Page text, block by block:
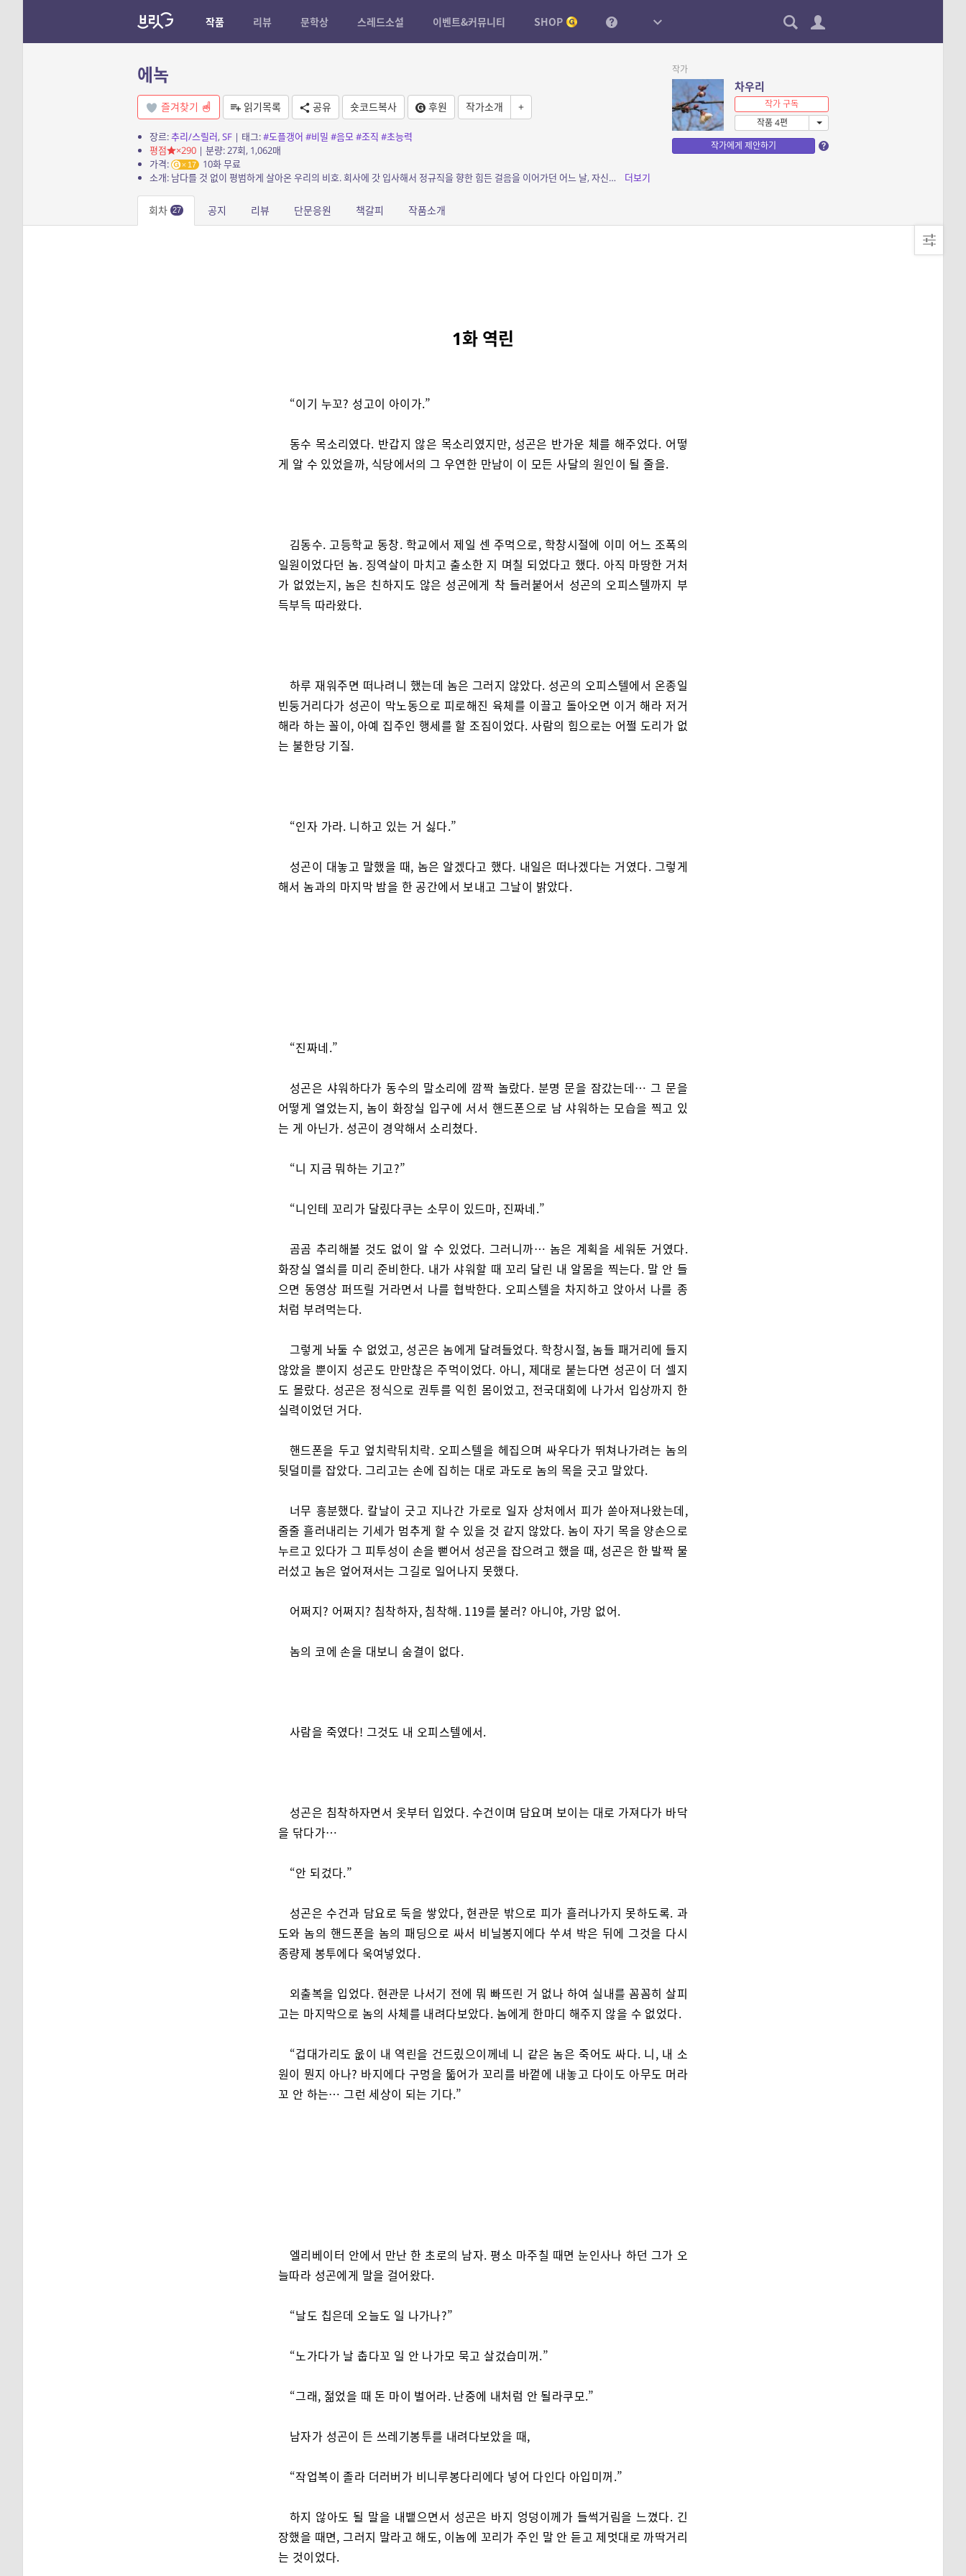
작품 리뷰 문학상 스레드소설 이벤트&커뮤니티 SHOP
에녹
즐겨찾기 읽기목록 공유 숏코드복사 후원 작가소개 +
장르:추리/스릴러, SF| 태그:#도플갱어 #비밀 #음모#조직 #초능력
평점
×290| 분량: 27회, 1,062매
가격:
17
10화 무료
소개: 남다를 것 없이 평범하게 살아온 우리의 비호. 회사에 갓 입사해서 정규직을 향한 힘든 걸음을 이어가던 어느 날, 자신과 똑같이 생긴 도플갱어를 맞닥뜨린다. 비호를 몰아내고 그 자리...
더보기
작가
차우리
작가 구독
작품 4편
작가에게 제안하기
회차 27 공지 리뷰 단문응원 책갈피 작품소개
1화 역린
“이기 누꼬? 성고이 아이가.”
동수 목소리였다. 반갑지 않은 목소리였지만, 성곤은 반가운 체를 해주었다. 어떻
게 알 수 있었을까, 식당에서의 그 우연한 만남이 이 모든 사달의 원인이 될 줄을.
김동수. 고등학교 동창. 학교에서 제일 센 주먹으로, 학창시절에 이미 어느 조폭의
일원이었다던 놈. 징역살이 마치고 출소한 지 며칠 되었다고 했다. 아직 마땅한 거처
가 없었는지, 놈은 친하지도 않은 성곤에게 착 들러붙어서 성곤의 오피스텔까지 부
득부득 따라왔다.
하루 재워주면 떠나려니 했는데 놈은 그러지 않았다. 성곤의 오피스텔에서 온종일
빈둥거리다가 성곤이 막노동으로 피로해진 육체를 이끌고 돌아오면 이거 해라 저거
해라 하는 꼴이, 아예 집주인 행세를 할 조짐이었다. 사람의 힘으로는 어쩔 도리가 없
는 불한당 기질.
“인자 가라. 니하고 있는 거 싫다.”
성곤이 대놓고 말했을 때, 놈은 알겠다고 했다. 내일은 떠나겠다는 거였다. 그렇게
해서 놈과의 마지막 밤을 한 공간에서 보내고 그날이 밝았다.
“진짜네.”
성곤은 샤워하다가 동수의 말소리에 깜짝 놀랐다. 분명 문을 잠갔는데… 그 문을
어떻게 열었는지, 놈이 화장실 입구에 서서 핸드폰으로 남 샤워하는 모습을 찍고 있
는 게 아닌가. 성곤이 경악해서 소리쳤다.
“니 지금 뭐하는 기고?”
“니인테 꼬리가 달맀다쿠는 소무이 있드마, 진짜네.”
곰곰 추리해볼 것도 없이 알 수 있었다. 그러니까… 놈은 계획을 세워둔 거였다.
화장실 열쇠를 미리 준비한다. 내가 샤워할 때 꼬리 달린 내 알몸을 찍는다. 말 안 들
으면 동영상 퍼뜨릴 거라면서 나를 협박한다. 오피스텔을 차지하고 앉아서 나를 종
처럼 부려먹는다.
그렇게 놔둘 수 없었고, 성곤은 놈에게 달려들었다. 학창시절, 놈들 패거리에 들지
않았을 뿐이지 성곤도 만만찮은 주먹이었다. 아니, 제대로 붙는다면 성곤이 더 셀지
도 몰랐다. 성곤은 정식으로 권투를 익힌 몸이었고, 전국대회에 나가서 입상까지 한
실력이었던 거다.
핸드폰을 두고 엎치락뒤치락. 오피스텔을 헤집으며 싸우다가 뛰쳐나가려는 놈의
뒷덜미를 잡았다. 그리고는 손에 집히는 대로 과도로 놈의 목을 긋고 말았다.
너무 흥분했다. 칼날이 긋고 지나간 가로로 일자 상처에서 피가 쏟아져나왔는데,
줄줄 흘러내리는 기세가 멈추게 할 수 있을 것 같지 않았다. 놈이 자기 목을 양손으로
누르고 있다가 그 피투성이 손을 뻗어서 성곤을 잡으려고 했을 때, 성곤은 한 발짝 물
러섰고 놈은 엎어져서는 그길로 일어나지 못했다.
어쩌지? 어쩌지? 침착하자, 침착해. 119를 불러? 아니야, 가망 없어.
놈의 코에 손을 대보니 숨결이 없다.
사람을 죽였다! 그것도 내 오피스텔에서.
성곤은 침착하자면서 옷부터 입었다. 수건이며 담요며 보이는 대로 가져다가 바닥
을 닦다가…
“안 되겄다.”
성곤은 수건과 담요로 둑을 쌓았다, 현관문 밖으로 피가 흘러나가지 못하도록. 과
도와 놈의 핸드폰을 놈의 패딩으로 싸서 비닐봉지에다 쑤셔 박은 뒤에 그것을 다시
종량제 봉투에다 욱여넣었다.
외출복을 입었다. 현관문 나서기 전에 뭐 빠뜨린 거 없나 하여 실내를 꼼꼼히 살피
고는 마지막으로 놈의 사체를 내려다보았다. 놈에게 한마디 해주지 않을 수 없었다.
“겁대가리도 웂이 내 역린을 건드맀으이께네 니 같은 놈은 죽어도 싸다. 니, 내 소
원이 뭔지 아나? 바지에다 구멍을 뚧어가 꼬리를 바껕에 내놓고 다이도 아무도 머라
꼬 안 하는… 그런 세상이 되는 기다.”
엘리베이터 안에서 만난 한 초로의 남자. 평소 마주칠 때면 눈인사나 하던 그가 오
늘따라 성곤에게 말을 걸어왔다.
“날도 칩은데 오늘도 일 나가나?”
“노가다가 날 춥다꼬 일 안 나가모 묵고 살겄습미꺼.”
“그래, 젊었을 때 돈 마이 벌어라. 난중에 내처럼 안 될라쿠모.”
남자가 성곤이 든 쓰레기봉투를 내려다보았을 때,
“작업복이 졸라 더러버가 비니루봉다리에다 넣어 다인다 아입미꺼.”
하지 않아도 될 말을 내뱉으면서 성곤은 바지 엉덩이께가 들썩거림을 느꼈다. 긴
장했을 때면, 그러지 말라고 해도, 이놈에 꼬리가 주인 말 안 듣고 제멋대로 까딱거리
는 것이었다.